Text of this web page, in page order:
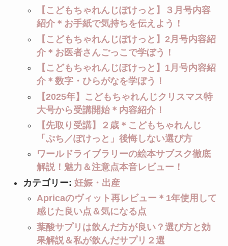
【こどもちゃれんじぽけっと】３月号内容
紹介＊お手紙で気持ちを伝えよう！
【こどもちゃれんじぽけっと】2月号内容紹
介＊お医者さんごっこで学ぼう！
【こどもちゃれんじぽけっと】1月号内容紹
介＊数字・ひらがなを学ぼう！
【2025年】こどもちゃれんじクリスマス特
大号から受講開始＊内容紹介！
【先取り受講】２歳＊こどもちゃれんじ
「ぷち／ぽけっと」後悔しない選び方
ワールドライブラリーの絵本サブスク徹底
解説！魅力＆注意点本音レビュー！
カテゴリー: 妊娠・出産
Apricaのヴィット再レビュー＊1年使用して
感じた良い点＆気になる点
葉酸サプリは飲んだ方が良い？選び方と効
果解説＆私が飲んだサプリ２選